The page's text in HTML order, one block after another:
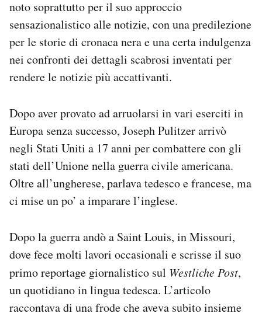
noto soprattutto per il suo approccio
sensazionalistico alle notizie, con una predilezione
per le storie di cronaca nera e una certa indulgenza
nei confronti dei dettagli scabrosi inventati per
rendere le notizie più accattivanti.
Dopo aver provato ad arruolarsi in vari eserciti in
Europa senza successo, Joseph Pulitzer arrivò
negli Stati Uniti a 17 anni per combattere con gli
stati dell’Unione nella guerra civile americana.
Oltre all’ungherese, parlava tedesco e francese, ma
ci mise un po’ a imparare l’inglese.
Dopo la guerra andò a Saint Louis, in Missouri,
dove fece molti lavori occasionali e scrisse il suo
primo reportage giornalistico sul Westliche Post,
un quotidiano in lingua tedesca. L’articolo
raccontava di una frode che aveva subito insieme